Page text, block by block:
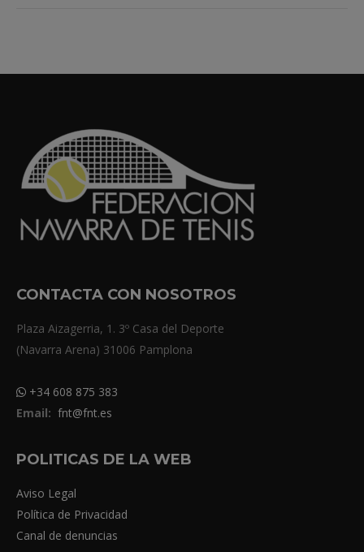
CONTACTA CON NOSOTROS
Plaza Aizagerria, 1. 3º Casa del Deporte
(Navarra Arena) 31006 Pamplona
+34 608 875 383
Email: fnt@fnt.es
POLITICAS DE LA WEB
Aviso Legal
Política de Privacidad
Canal de denuncias